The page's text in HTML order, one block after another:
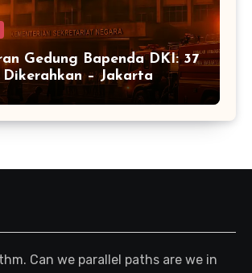
Gedung Bapenda DKI: 37
– Jakarta
Can we parallel paths are we in